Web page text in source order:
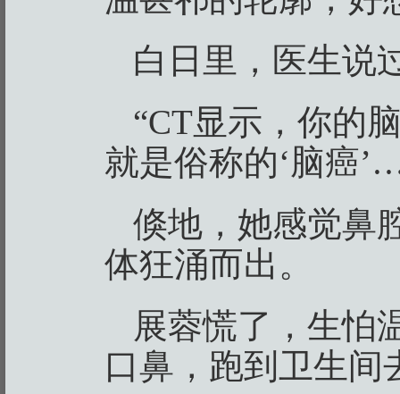
白日里，医生说
“CT显示，你的
就是俗称的‘脑癌
倏地，她感觉鼻
体狂涌而出。
展蓉慌了，生怕
口鼻，跑到卫生间